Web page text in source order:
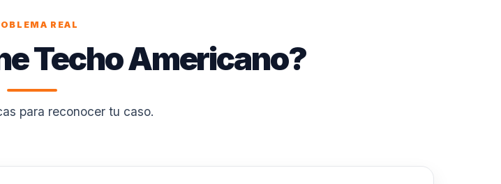
REAL
Techo Americano?
para reconocer tu caso.